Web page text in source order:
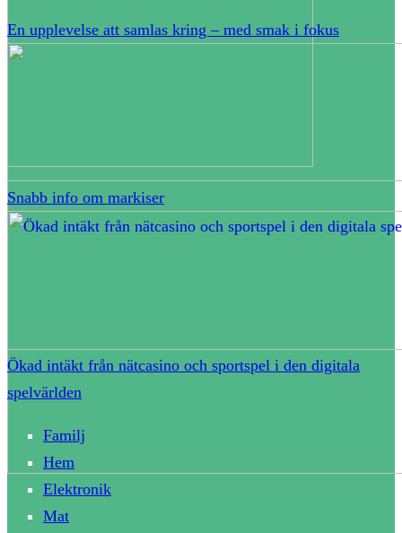
En upplevelse att samlas kring – med smak i fokus
Snabb info om markiser
Ökad intäkt från nätcasino och sportspel i den digitala
spelvärlden
Familj
Hem
Elektronik
Mat